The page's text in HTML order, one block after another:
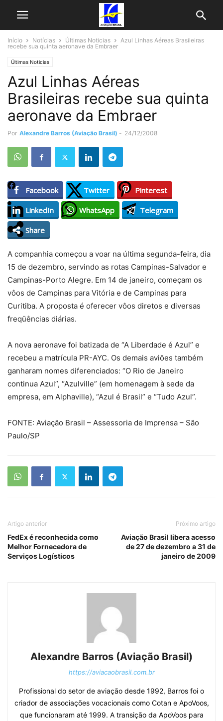
Início Notícias Últimas Noticias
Azul Linhas Aéreas Brasileiras
recebe sua quinta aeronave da Embraer
Últimas Noticias
Azul Linhas Aéreas
Brasileiras recebe sua quinta
aeronave da Embraer
Por Alexandre Barros (Aviação Brasil) - 24/12/2008
Facebook Twitter
Pinterest
LinkedIn
WhatsApp
Telegram
Share
A companhia começou a voar na última segunda-feira, dia
15 de dezembro, servindo as rotas Campinas-Salvador e
Campinas-Porto Alegre. Em 14 de janeiro, começam os
vôos de Campinas para Vitória e de Campinas para
Curitiba. A proposta é oferecer vôos diretos e diversas
freqüências diárias.
A nova aeronave foi batizada de “A Liberdade é Azul” e
recebeu a matrícula PR-AYC. Os demais aviões também
ganharam nomes diferenciados: “O Rio de Janeiro
continua Azul”, “Azulville” (em homenagem à sede da
empresa, em Alphaville), “Azul é Brasil” e “Tudo Azul”.
FONTE: Aviação Brasil – Assessoria de Imprensa – São
Paulo/SP
Artigo anterior
FedEx é reconhecida como
Melhor Fornecedora de
Serviços Logísticos
Próximo artigo
Aviação Brasil libera acesso
de 27 de dezembro a 31 de
janeiro de 2009
Alexandre Barros (Aviação Brasil)
https://aviacaobrasil.com.br
Profissional do setor de aviação desde 1992, Barros foi o
criador de associações vocacionais como Cotan e ApoVoos,
que funcionaram até 1999. A transição da ApoVoos para